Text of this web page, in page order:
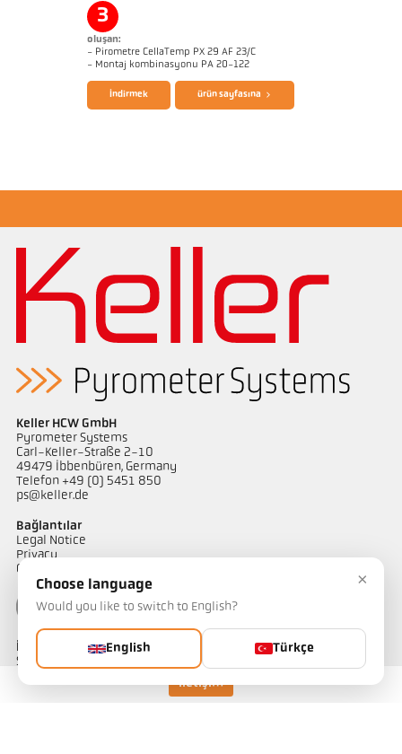
İletişim
3
oluşan:
- Pirometre CellaTemp PX 29 AF 23/C
- Montaj kombinasyonu PA 20-122
broşür CellaTemp PX Questionnaire Radiation Pyrometers
Başvururapor Alüminyum
İndirmek ürün sayfasına
Keller HCW GmbH
Pyrometer Systems
Carl-Keller-Straße 2-10
49479 Ibbenbüren, Germany
Telefon +49 (0) 5451 850
ps@keller.de
Bağlantılar
Legal Notice
Privacy
GTC
İletişim
Sıcaklık ölçüm çözümlerimiz hakkında sorularınız mı var?
×
Choose language
Would you like to switch to English?
English Türkçe